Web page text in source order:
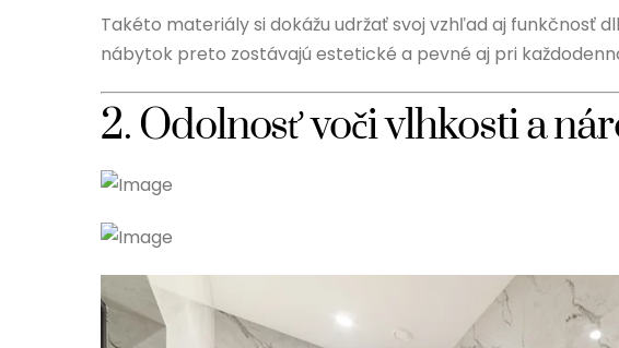
Takéto materiály si dokážu udržať svoj vzhľad aj funkčnosť
nábytok preto zostávajú estetické a pevné aj pri
2. Odolnosť voči vlhkosti a